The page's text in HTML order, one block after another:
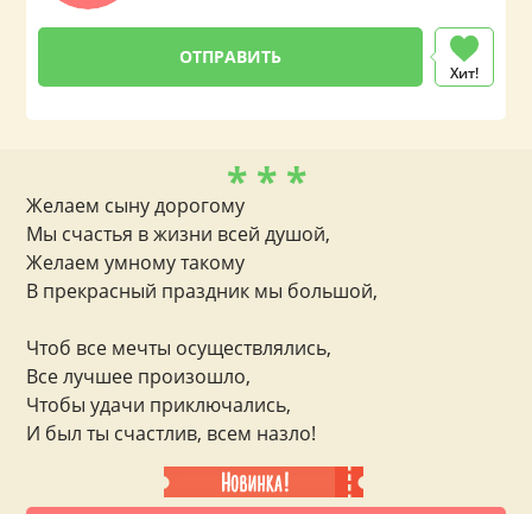
Хит!
* * *
Желаем сыну дорогому
Мы счастья в жизни всей душой,
Желаем умному такому
В прекрасный праздник мы большой,
Чтоб все мечты осуществлялись,
Все лучшее произошло,
Чтобы удачи приключались,
И был ты счастлив, всем назло!